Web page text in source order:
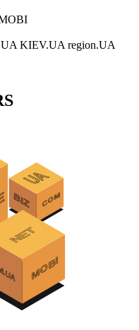
KIEV.UA region.UA